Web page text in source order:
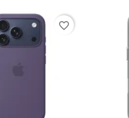
favorite_border